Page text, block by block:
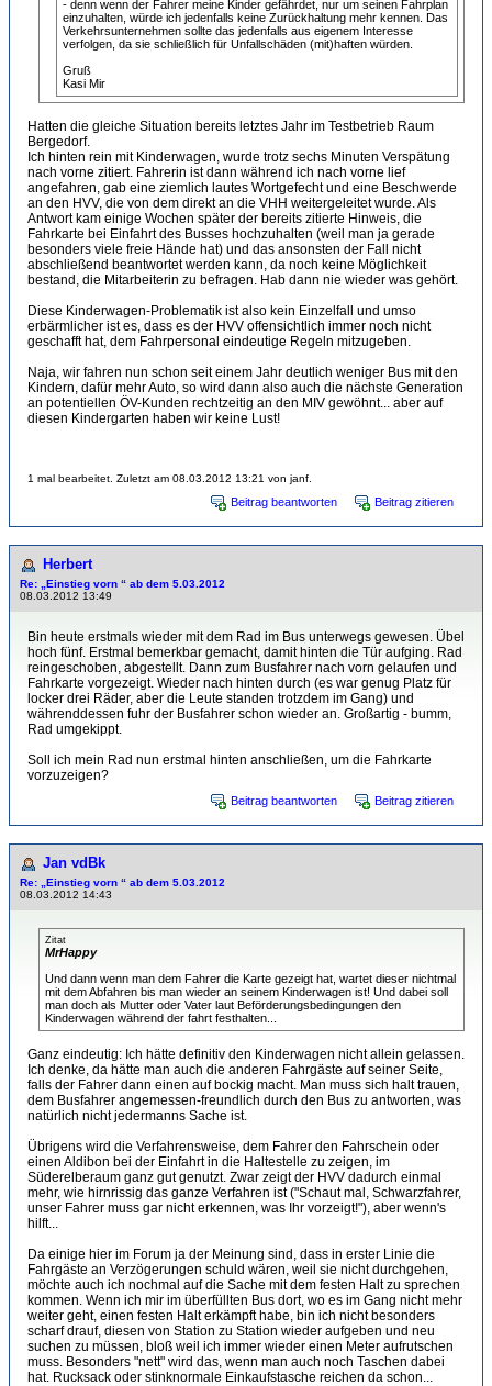
- denn wenn der Fahrer meine Kinder gefährdet, nur um seinen Fahrplan
einzuhalten, würde ich jedenfalls keine Zurückhaltung mehr kennen. Das
Verkehrsunternehmen sollte das jedenfalls aus eigenem Interesse
verfolgen, da sie schließlich für Unfallschäden (mit)haften würden.
Gruß
Kasi Mir
Hatten die gleiche Situation bereits letztes Jahr im Testbetrieb Raum
Bergedorf.
Ich hinten rein mit Kinderwagen, wurde trotz sechs Minuten Verspätung
nach vorne zitiert. Fahrerin ist dann während ich nach vorne lief
angefahren, gab eine ziemlich lautes Wortgefecht und eine Beschwerde
an den HVV, die von dem direkt an die VHH weitergeleitet wurde. Als
Antwort kam einige Wochen später der bereits zitierte Hinweis, die
Fahrkarte bei Einfahrt des Busses hochzuhalten (weil man ja gerade
besonders viele freie Hände hat) und das ansonsten der Fall nicht
abschließend beantwortet werden kann, da noch keine Möglichkeit
bestand, die Mitarbeiterin zu befragen. Hab dann nie wieder was gehört.
Diese Kinderwagen-Problematik ist also kein Einzelfall und umso
erbärmlicher ist es, dass es der HVV offensichtlich immer noch nicht
geschafft hat, dem Fahrpersonal eindeutige Regeln mitzugeben.
Naja, wir fahren nun schon seit einem Jahr deutlich weniger Bus mit den
Kindern, dafür mehr Auto, so wird dann also auch die nächste Generation
an potentiellen ÖV-Kunden rechtzeitig an den MIV gewöhnt... aber auf
diesen Kindergarten haben wir keine Lust!
1 mal bearbeitet. Zuletzt am 08.03.2012 13:21 von janf.
Beitrag beantworten Beitrag zitieren
Herbert
Re: „Einstieg vorn “ ab dem 5.03.2012
08.03.2012 13:49
Bin heute erstmals wieder mit dem Rad im Bus unterwegs gewesen. Übel
hoch fünf. Erstmal bemerkbar gemacht, damit hinten die Tür aufging. Rad
reingeschoben, abgestellt. Dann zum Busfahrer nach vorn gelaufen und
Fahrkarte vorgezeigt. Wieder nach hinten durch (es war genug Platz für
locker drei Räder, aber die Leute standen trotzdem im Gang) und
währenddessen fuhr der Busfahrer schon wieder an. Großartig - bumm,
Rad umgekippt.
Soll ich mein Rad nun erstmal hinten anschließen, um die Fahrkarte
vorzuzeigen?
Beitrag beantworten Beitrag zitieren
Jan vdBk
Re: „Einstieg vorn “ ab dem 5.03.2012
08.03.2012 14:43
Zitat
MrHappy
Und dann wenn man dem Fahrer die Karte gezeigt hat, wartet dieser nichtmal
mit dem Abfahren bis man wieder an seinem Kinderwagen ist! Und dabei soll
man doch als Mutter oder Vater laut Beförderungsbedingungen den
Kinderwagen während der fahrt festhalten...
Ganz eindeutig: Ich hätte definitiv den Kinderwagen nicht allein gelassen.
Ich denke, da hätte man auch die anderen Fahrgäste auf seiner Seite,
falls der Fahrer dann einen auf bockig macht. Man muss sich halt trauen,
dem Busfahrer angemessen-freundlich durch den Bus zu antworten, was
natürlich nicht jedermanns Sache ist.
Übrigens wird die Verfahrensweise, dem Fahrer den Fahrschein oder
einen Aldibon bei der Einfahrt in die Haltestelle zu zeigen, im
Süderelberaum ganz gut genutzt. Zwar zeigt der HVV dadurch einmal
mehr, wie hirnrissig das ganze Verfahren ist ("Schaut mal, Schwarzfahrer,
unser Fahrer muss gar nicht erkennen, was Ihr vorzeigt!"), aber wenn's
hilft...
Da einige hier im Forum ja der Meinung sind, dass in erster Linie die
Fahrgäste an Verzögerungen schuld wären, weil sie nicht durchgehen,
möchte auch ich nochmal auf die Sache mit dem festen Halt zu sprechen
kommen. Wenn ich mir im überfüllten Bus dort, wo es im Gang nicht mehr
weiter geht, einen festen Halt erkämpft habe, bin ich nicht besonders
scharf drauf, diesen von Station zu Station wieder aufgeben und neu
suchen zu müssen, bloß weil ich immer wieder einen Meter aufrutschen
muss. Besonders "nett" wird das, wenn man auch noch Taschen dabei
hat. Rucksack oder stinknormale Einkaufstasche reichen da schon...